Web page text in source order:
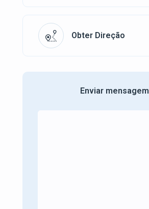
Obter Direção
Enviar mensagem